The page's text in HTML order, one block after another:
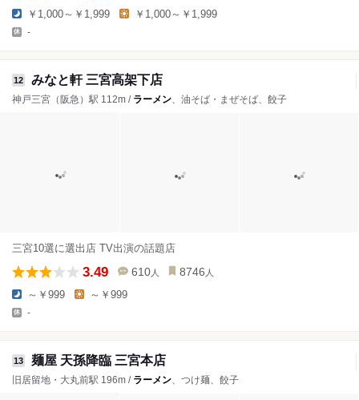
￥1,000～￥1,999 ￥1,000～￥1,999
-
12 みなと軒 三宮高架下店
神戸三宮（阪急）駅 112m / ラーメン、油そば・まぜそば、餃子
三宮10選に選出店 TV出演の話題店
3.49 610 人 8746 人
～￥999 ～￥999
-
13 麺屋 天孫降臨 三宮本店
旧居留地・大丸前駅 196m / ラーメン、つけ麺、餃子